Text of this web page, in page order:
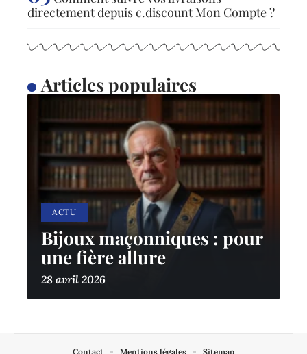
directement depuis c.discount Mon Compte ?
Articles populaires
ACTU
Bijoux maçonniques : pour
une fière allure
28 avril 2026
Contact Mentions légales Sitemap